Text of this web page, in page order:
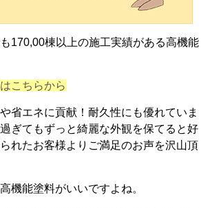
170,00棟以上の施工実績がある高機能
こちらから
省エネに貢献！耐久性にも優れていま
ぎてもずっと綺麗な外観を保てると好
れたお客様よりご満足のお声を沢山頂
機能塗料がいいですよね。